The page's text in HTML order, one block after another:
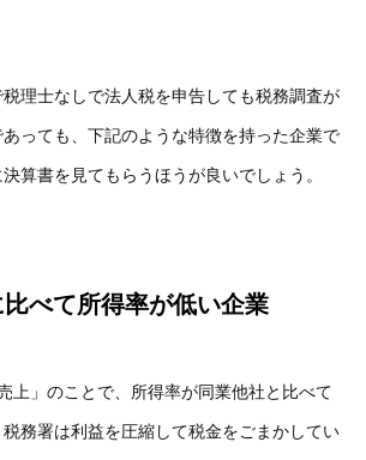
理士なしで法人税を申告しても税務調査が
っても、下記のような特徴を持った企業で
算書を見てもらうほうが良いでしょう。
比べて所得率が低い企業
上」のことで、所得率が同業他社と比べて
務署は利益を圧縮して税金をごまかしてい